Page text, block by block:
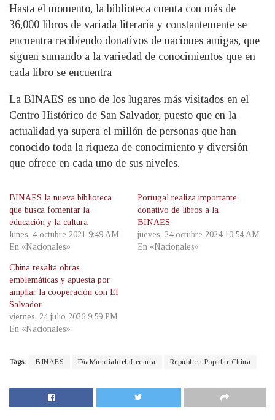
Hasta el momento, la biblioteca cuenta con más de
36,000 libros de variada literaria y constantemente se
encuentra recibiendo donativos de naciones amigas, que
siguen sumando a la variedad de conocimientos que en
cada libro se encuentra
La BINAES es uno de los lugares más visitados en el
Centro Histórico de San Salvador, puesto que en la
actualidad ya supera el millón de personas que han
conocido toda la riqueza de conocimiento y diversión
que ofrece en cada uno de sus niveles.
BINAES la nueva biblioteca
que busca fomentar la
educación y la cultura
lunes, 4 octubre 2021 9:49 AM
En «Nacionales»
Portugal realiza importante
donativo de libros a la
BINAES
jueves, 24 octubre 2024 10:54 AM
En «Nacionales»
China resalta obras
emblemáticas y apuesta por
ampliar la cooperación con El
Salvador
viernes, 24 julio 2026 9:59 PM
En «Nacionales»
Tags: BINAES DíaMundialdelaLectura República Popular China